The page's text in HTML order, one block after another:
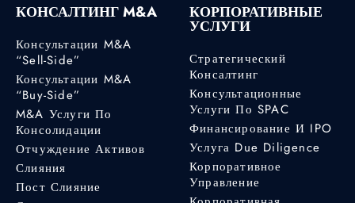
КОНСАЛТИНГ M&A
Консультации M&A
“Sell-Side”
Консультации M&A
“Buy-Side”
M&A Услуги По
Консолидации
Отчуждение Активов
Слияния
Пост Слияние
КОРПОРАТИВНЫЕ
УСЛУГИ
Стратегический
Консалтинг
Консультационные
Услуги По SPAC
Финансирование И IPO
Услуга Due Diligence
Корпоративное
Управление